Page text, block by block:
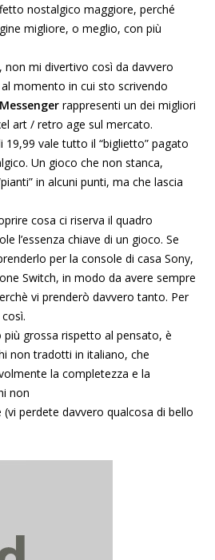
nostalgico maggiore, perché
migliore, o meglio, con più
mi divertivo così da davvero
momento in cui sto scrivendo
rappresenti un dei migliori
art / retro age sul mercato.
vale tutto il “biglietto” pagato
Un gioco che non stanca,
in alcuni punti, ma che lascia
cosa ci riserva il quadro
l’essenza chiave di un gioco. Se
per la console di casa Sony,
Switch, in modo da avere sempre
vi prenderò davvero tanto. Per
grossa rispetto al pensato, è
non tradotti in italiano, che
la completezza e la
non
perdete davvero qualcosa di bello